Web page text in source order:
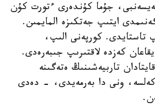
جۇما كۇندەرى ءتورت كۇن
ايتىپ جەتكىزە المايمىن.
تاستايدى. كورپەنى الىپ،
كەزدە لاقتىرىپ جىبەرەدى.
تاربيەشىنىڭ ەتەگىنە
ونى دا بەرمەيدى، - دەدى